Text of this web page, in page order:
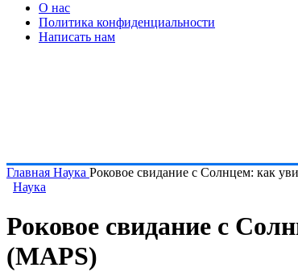
О нас
Политика конфиденциальности
Написать нам
Главная Наука Роковое свидание с Солнцем: как
Наука
Роковое свидание с
(MAPS)